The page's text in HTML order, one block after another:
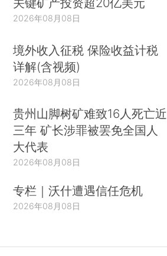
2026年08月08日
境外收入征税 保险收益计税
详解(含视频)
2026年08月08日
贵州山脚树矿难致16人死亡近
三年 矿长涉罪被罢免全国人
大代表
2026年08月08日
专栏｜沃什遭遇信任危机
2026年08月08日